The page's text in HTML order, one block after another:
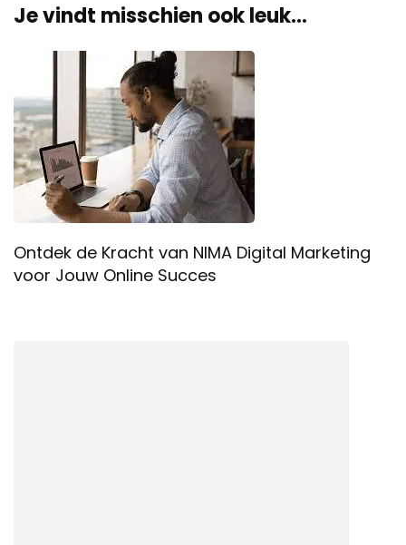
Je vindt misschien ook leuk...
Ontdek de Kracht van NIMA Digital Marketing
voor Jouw Online Succes